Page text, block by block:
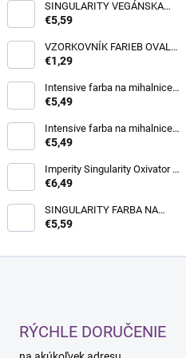
krémová farba na vlasy, 100
ml | ULTRA
SINGULARITY VEGÁNSKA
KRÉMOVÁ FARBA NA VLASY
PRIRODZENÁ BLOND
€5,59
VZORKOVNÍK FARIEB OVAL
WHITE-BIELE 20KS
€1,29
Intensive farba na mihalnice a
obočie - Deep Black, 20 ml
€5,49
Intensive farba na mihalnice a
obočie - hnedá, 20 ml
€5,49
Imperity Singularity Oxivator 3
% (10 Vol.), 1000 ml
€6,49
SINGULARITY FARBA NA
VLASY 100ml 11.21
€5,59
RÝCHLE DORUČENIE